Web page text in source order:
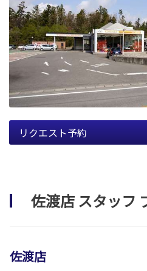
リクエスト予約
佐渡店 スタッフ
佐渡店